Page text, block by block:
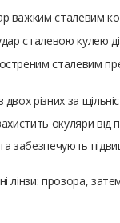
важким сталевим
сталевою кулею
сталевим
двох різних за
окуляри від
забезпечують
лінзи: прозора,